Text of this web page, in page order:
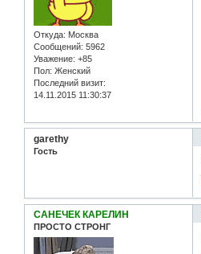
Откуда: Москва
Сообщений: 5962
Уважение: +85
Пол: Женский
Последний визит:
14.11.2015 11:30:37
garethy
Гость
САНЕЧЕК КАРЕЛИН
ПРОСТО СТРОНГ